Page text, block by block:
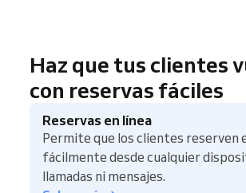
Haz que tus clientes
con reservas fáciles
Reservas en línea
Permite que los clientes reserven
fácilmente desde cualquier
llamadas ni mensajes.